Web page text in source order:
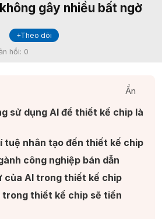
gây nhiều bất ngờ
+Theo dõi
hồi: 0
Ẩn
sử dụng AI để thiết kế chip là
tuệ nhân tạo đến thiết kế chip​
công nghiệp bán dẫn​
của AI trong thiết kế chip​
thiết kế chip sẽ tiến